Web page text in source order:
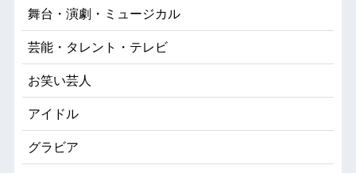
舞台・演劇・ミュージカル
芸能・タレント・テレビ
お笑い芸人
アイドル
グラビア